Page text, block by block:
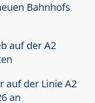
Bahnhofs
auf der A2
auf der Linie A2
an